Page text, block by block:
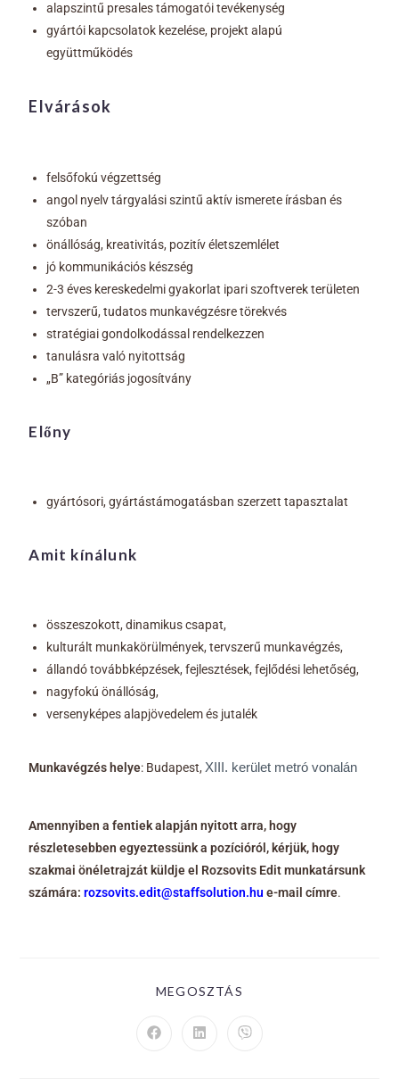
alapszintű presales támogatói tevékenység
gyártói kapcsolatok kezelése, projekt alapú
együttműködés
Elvárások
felsőfokú végzettség
angol nyelv tárgyalási szintű aktív ismerete írásban és
szóban
önállóság, kreativitás, pozitív életszemlélet
jó kommunikációs készség
2-3 éves kereskedelmi gyakorlat ipari szoftverek területen
tervszerű, tudatos munkavégzésre törekvés
stratégiai gondolkodással rendelkezzen
tanulásra való nyitottság
„B” kategóriás jogosítvány
Előny
gyártósori, gyártástámogatásban szerzett tapasztalat
Amit kínálunk
összeszokott, dinamikus csapat,
kulturált munkakörülmények, tervszerű munkavégzés,
állandó továbbképzések, fejlesztések, fejlődési lehetőség,
nagyfokú önállóság,
versenyképes alapjövedelem és jutalék
Munkavégzés helye: Budapest, XIII. kerület metró vonalán
Amennyiben a fentiek alapján nyitott arra, hogy
részletesebben egyeztessünk a pozícióról, kérjük, hogy
szakmai önéletrajzát küldje el Rozsovits Edit munkatársunk
számára:rozsovits.edit@staffsolution.hu e-mail címre.
MEGOSZTÁS